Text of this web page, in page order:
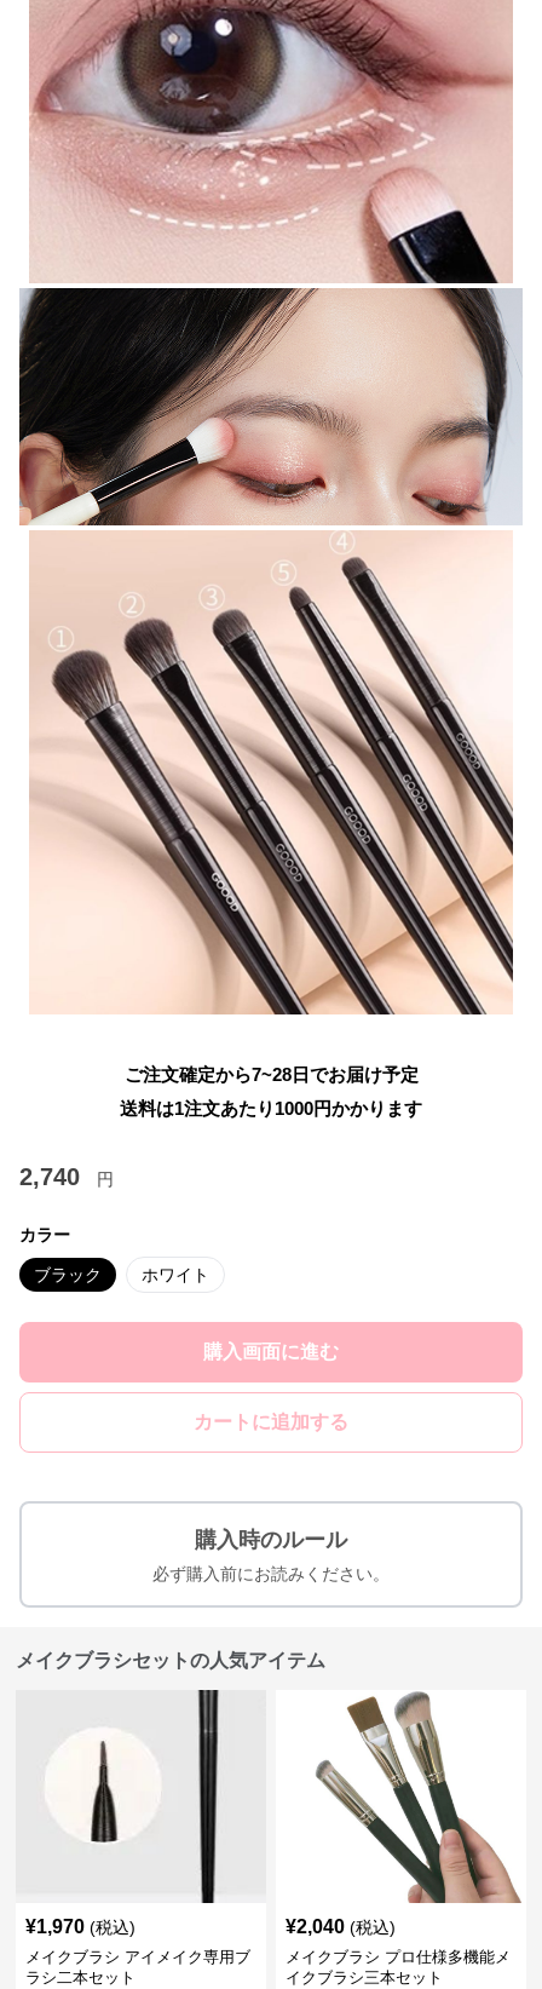
ご注文確定から7~28日でお届け予定
送料は1注文あたり 1000円かかります
2,740 円
カラー
ブラック ホワイト
購入画面に進む
カートに追加する
購入時のルール
必ず購入前にお読みください。
メイクブラシセットの人気アイテム
¥1,970 (税込)
メイクブラシ アイメイク専用ブ
ラシ二本セット
¥2,040 (税込)
メイクブラシ プロ仕様多機能メ
イクブラシ三本セット